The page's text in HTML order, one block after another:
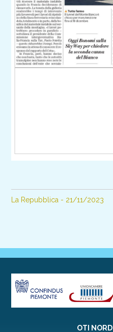
La Repubblica - 21/11/2023
OTI NORD